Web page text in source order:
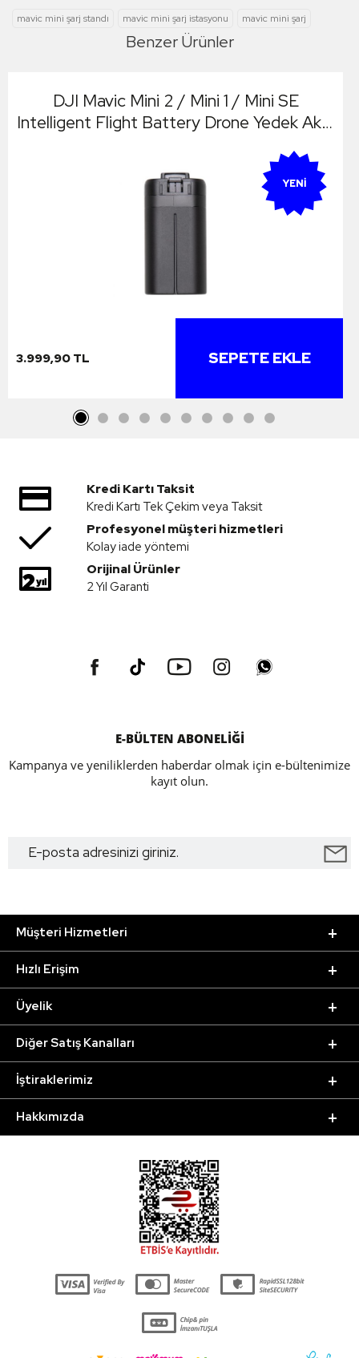
mavic mini şarj standı mavic mini şarj istasyonu mavic mini şarj
Benzer Ürünler
DJI Mavic Mini 2 / Mini 1 / Mini SE
Intelligent Flight Battery Drone Yedek Akıllı
YENI
3.999,90 TL SEPETE EKLE
Kredi Kartı Taksit
Kredi Kartı Tek Çekim veya Taksit
Profesyonel müşteri hizmetleri
Kolay iade yöntemi
Orijinal Ürünler
2 Yıl Garanti
E-BÜLTEN ABONELİĞİ
Kampanya ve yeniliklerden haberdar olmak için e-bültenimize
kayıt olun.
Müşteri Hizmetleri
Hızlı Erişim
Üyelik
Diğer Satış Kanalları
İştiraklerimiz
Hakkımızda